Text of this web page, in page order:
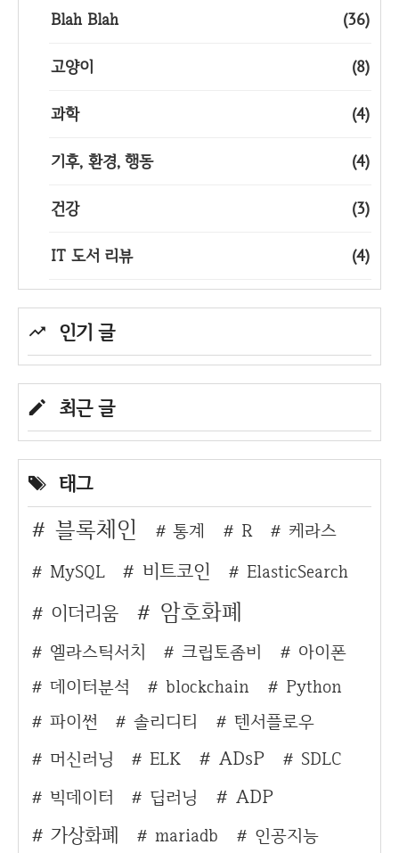
Blah Blah (36)
고양이 (8)
과학 (4)
기후, 환경, 행동 (4)
건강 (3)
IT 도서 리뷰 (4)
인기 글
최근 글
태그
블록체인 통계 R
케라스
MySQL
비트코인 ElasticSearch
이더리움 암호화폐
엘라스틱서치 크립토좀비
아이폰
데이터분석
blockchain
Python
파이썬
솔리디티
텐서플로우
머신러닝
ELK ADsP
SDLC
빅데이터
딥러닝
ADP
가상화폐
mariadb
인공지능